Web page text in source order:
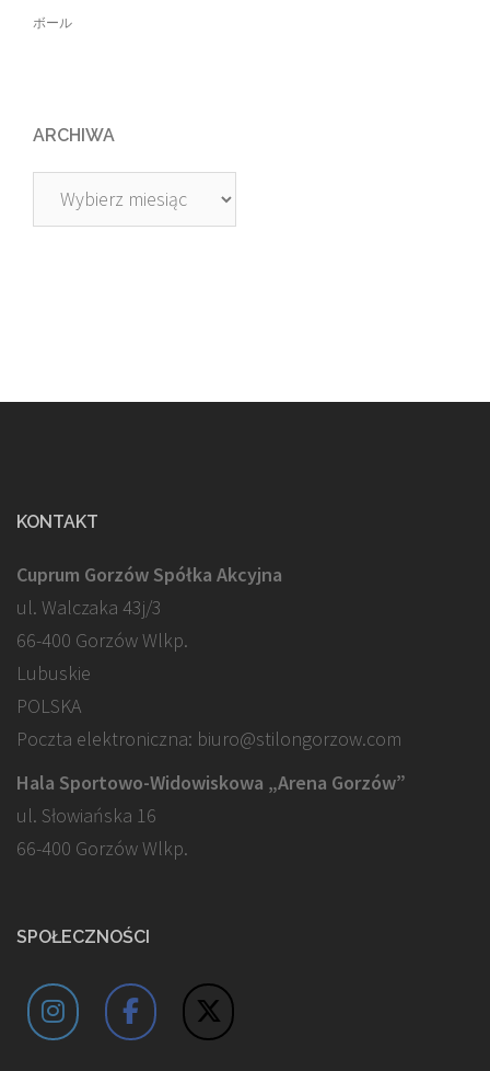
ボール
ARCHIWA
Archiwa
KONTAKT
Cuprum Gorzów Spółka Akcyjna
ul. Walczaka 43j/3
66-400 Gorzów Wlkp.
Lubuskie
POLSKA
Poczta elektroniczna: biuro@stilongorzow.com
Hala Sportowo-Widowiskowa „Arena Gorzów”
ul. Słowiańska 16
66-400 Gorzów Wlkp.
SPOŁECZNOŚCI